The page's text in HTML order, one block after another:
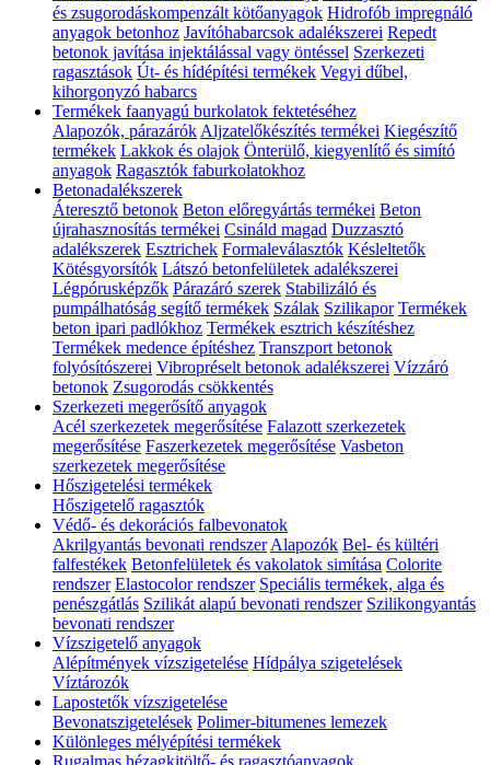
és zsugorodáskompenzált kötőanyagok Hidrofób impregnáló
anyagok betonhoz Javítóhabarcsok adalékszerei Repedt
betonok javítása injektálással vagy öntéssel Szerkezeti
ragasztások Út- és hídépítési termékek Vegyi dűbel,
kihorgonyzó habarcs
Termékek faanyagú burkolatok fektetéséhez
Alapozók, párazárók Aljzatelőkészítés termékei Kiegészítő
termékek Lakkok és olajok Önterülő, kiegyenlítő és simító
anyagok Ragasztók faburkolatokhoz
Betonadalékszerek
Áteresztő betonok Beton előregyártás termékei Beton
újrahasznosítás termékei Csináld magad Duzzasztó
adalékszerek Esztrichek Formaleválasztók Késleltetők
Kötésgyorsítók Látszó betonfelületek adalékszerei
Légpórusképzők Párazáró szerek Stabilizáló és
pumpálhatóság segítő termékek Szálak Szilikapor Termékek
beton ipari padlókhoz Termékek esztrich készítéshez
Termékek medence építéshez Transzport betonok
folyósítószerei Vibropréselt betonok adalékszerei Vízzáró
betonok Zsugorodás csökkentés
Szerkezeti megerősítő anyagok
Acél szerkezetek megerősítése Falazott szerkezetek
megerősítése Faszerkezetek megerősítése Vasbeton
szerkezetek megerősítése
Hőszigetelési termékek
Hőszigetelő ragasztók
Védő- és dekorációs falbevonatok
Akrilgyantás bevonati rendszer Alapozók Bel- és kültéri
falfestékek Betonfelületek és vakolatok simítása Colorite
rendszer Elastocolor rendszer Speciális termékek, alga és
penészgátlás Szilikát alapú bevonati rendszer Szilikongyantás
bevonati rendszer
Vízszigetelő anyagok
Alépítmények vízszigetelése Hídpálya szigetelések
Víztározók
Lapostetők vízszigetelése
Bevonatszigetelések Polimer-bitumenes lemezek
Különleges mélyépítési termékek
Rugalmas hézagkitöltő- és ragasztóanyagok